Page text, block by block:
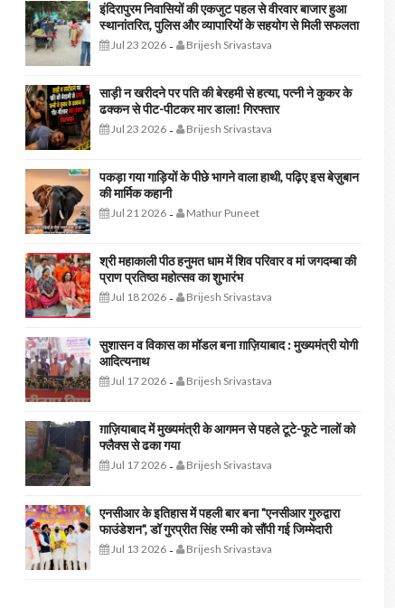
इंदिरापुरम निवासियों की एकजुट पहल से वीरवार बाजार हुआ
स्थानांतरित, पुलिस और व्यापारियों के सहयोग से मिली सफलता
Jul 23 2026- Brijesh Srivastava
साड़ी न खरीदने पर पति की बेरहमी से हत्या, पत्नी ने कुकर के
ढक्कन से पीट-पीटकर मार डाला! गिरफ्तार
Jul 23 2026- Brijesh Srivastava
पकड़ा गया गाड़ियों के पीछे भागने वाला हाथी, पढ़िए इस बेज़ुबान
की मार्मिक कहानी
Jul 21 2026- Mathur Puneet
श्री महाकाली पीठ हनुमत धाम में शिव परिवार व मां जगदम्बा की
प्राण प्रतिष्ठा महोत्सव का शुभारंभ
Jul 18 2026- Brijesh Srivastava
सुशासन व विकास का मॉडल बना ग़ाज़ियाबाद : ​मुख्यमंत्री योगी
आदित्यनाथ
Jul 17 2026- Brijesh Srivastava
ग़ाज़ियाबाद में मुख्यमंत्री के आगमन से पहले टूटे-फूटे नालों को
फ्लैक्स से ढका गया
Jul 17 2026- Brijesh Srivastava
एनसीआर के इतिहास में पहली बार बना "एनसीआर गुरुद्वारा
फाउंडेशन", डॉ गुरप्रीत सिंह रम्मी को सौंपी गई जिम्मेदारी
Jul 13 2026- Brijesh Srivastava